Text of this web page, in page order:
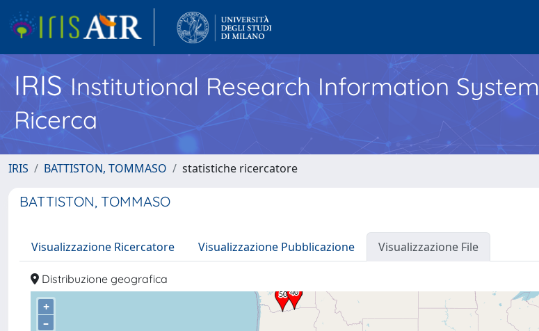
IRISInstitutional Research Information System
Ricerca
IRIS BATTISTON, TOMMASO statistiche ricercatore
BATTISTON, TOMMASO
Visualizzazione Ricercatore Visualizzazione Pubblicazione Visualizzazione File
Distribuzione geografica
+
–